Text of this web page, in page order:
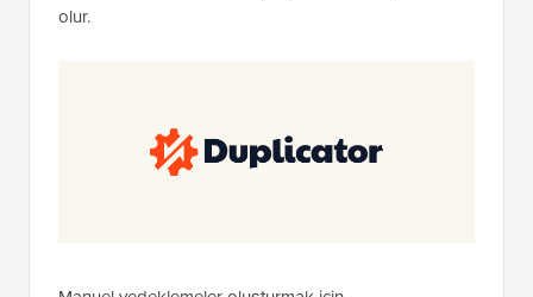
olur.